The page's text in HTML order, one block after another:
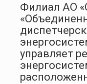
Филиал АО
управляет